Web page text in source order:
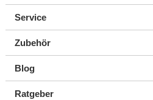
Service
Zubehör
Blog
Ratgeber